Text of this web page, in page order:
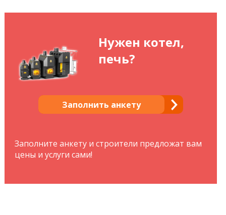
Нужен котел,
печь?
Заполнить анкету
Заполните анкету и строители предложат вам
цены и услуги сами!